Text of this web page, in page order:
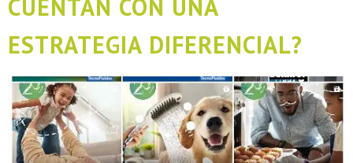
CUENTAN CON UNA
ESTRATEGIA DIFERENCIAL?